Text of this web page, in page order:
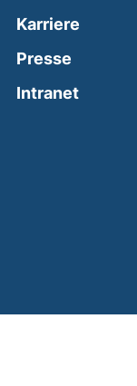
Karriere
Presse
Intranet